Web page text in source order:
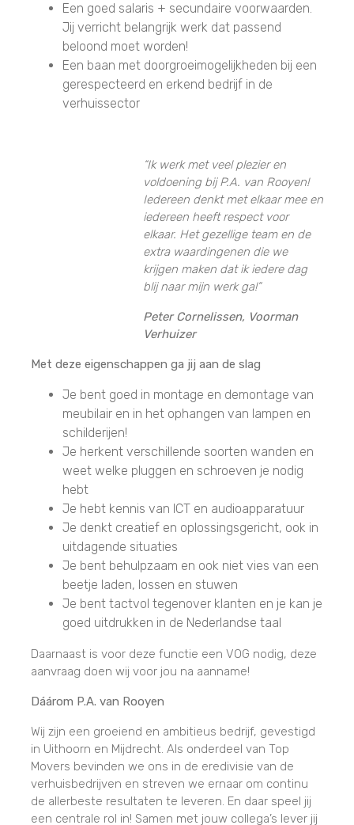
Een goed salaris + secundaire voorwaarden.
Jij verricht belangrijk werk dat passend
beloond moet worden!
Een baan met doorgroeimogelijkheden bij een
gerespecteerd en erkend bedrijf in de
verhuissector
“Ik werk met veel plezier en
voldoening bij P.A. van Rooyen!
Iedereen denkt met elkaar mee en
iedereen heeft respect voor
elkaar. Het gezellige team en de
extra waardingenen die we
krijgen maken dat ik iedere dag
blij naar mijn werk ga!”
Peter Cornelissen, Voorman
Verhuizer
Met deze eigenschappen ga jij aan de slag
Je bent goed in montage en demontage van
meubilair en in het ophangen van lampen en
schilderijen!
Je herkent verschillende soorten wanden en
weet welke pluggen en schroeven je nodig
hebt
Je hebt kennis van ICT en audioapparatuur
Je denkt creatief en oplossingsgericht, ook in
uitdagende situaties
Je bent behulpzaam en ook niet vies van een
beetje laden, lossen en stuwen
Je bent tactvol tegenover klanten en je kan je
goed uitdrukken in de Nederlandse taal
Daarnaast is voor deze functie een VOG nodig, deze
aanvraag doen wij voor jou na aanname!
Dáárom P.A. van Rooyen
Wij zijn een groeiend en ambitieus bedrijf, gevestigd
in Uithoorn en Mijdrecht. Als onderdeel van Top
Movers bevinden we ons in de eredivisie van de
verhuisbedrijven en streven we ernaar om continu
de allerbeste resultaten te leveren. En daar speel jij
een centrale rol in! Samen met jouw collega’s lever jij